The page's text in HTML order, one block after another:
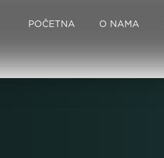
POČETNA O NAMA